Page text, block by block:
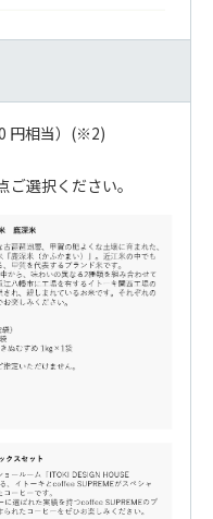
円相当）(※2)
選択ください。